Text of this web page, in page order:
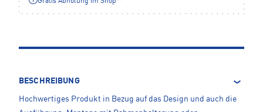
BESCHREIBUNG
Hochwertiges Produkt in Bezug auf das Design und auch die